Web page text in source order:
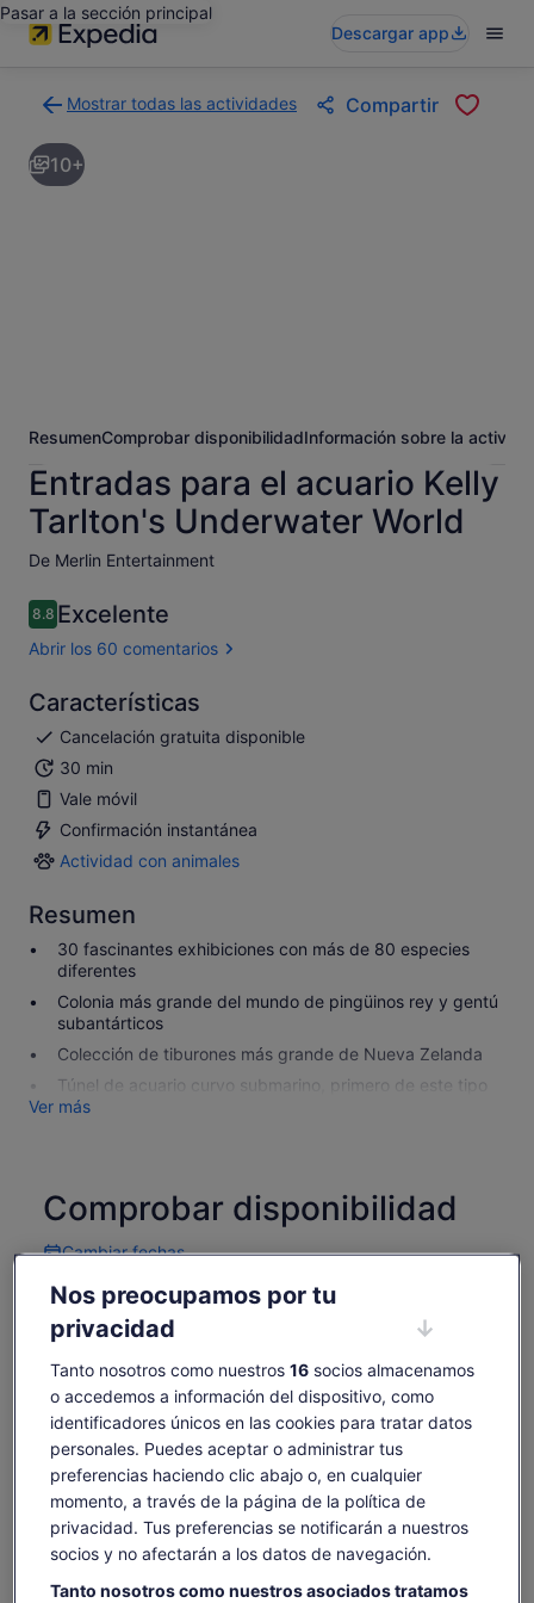
Pasar a la sección principal
Descargar app
Mostrar todas las actividades
a
la
página
Compartir
10+
ResumenComprobar disponibilidadInformación sobre la
Entradas para el acuario Kelly
Tarlton's Underwater World
De Merlin Entertainment
8.88.8 sobre 10
Excelente
Abrir los 60 comentarios
Características
Cancelación gratuita disponible
30 min
Vale móvil
Confirmación instantánea
Actividad con animales
Actividad
animales
Resumen
30 fascinantes exhibiciones con más de 80 especies
diferentes
Colonia más grande del mundo de pingüinos rey y gentú
subantárticos
Colección de tiburones más grande de Nueva Zelanda
Túnel de acuario curvo submarino, primero de este tipo
Ver más
Comprobar disponibilidad
Cambiar fechas
Cambiar
fechas
jue., 6 ago. vie., 7 ago.
-
sáb., 8 ago.
El
precio
es
de
20 €
por
adulto
20 €
incluye tasas e impuestos
por adulto
Ver entradas
Es posible que el contenido de esta página se haya
traducido automáticamente.
Ver texto original (inglés)
Opinar sobre esta traducciónSe
abre
en
una
pestaña
nueva
Qué incluye y qué no
Entrada al acuario público Kelly Tarlton's Underwater
Nos preocupamos por tu
privacidad
Tanto nosotros como nuestros 16socios almacenamos
o accedemos a información del dispositivo, como
identificadores únicos en las cookies para tratar datos
personales. Puedes aceptar o administrar tus
preferencias haciendo clic abajo o, en cualquier
momento, a través de la página de la política de
privacidad. Tus preferencias se notificarán a nuestros
socios y no afectarán a los datos de navegación.
Tanto nosotros como nuestros asociados tratamos